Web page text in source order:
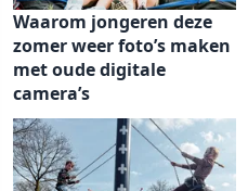
Waarom jongeren deze
zomer weer foto’s maken
met oude digitale
camera’s